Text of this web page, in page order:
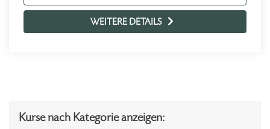
WEITERE DETAILS
Kurse nach Kategorie anzeigen: